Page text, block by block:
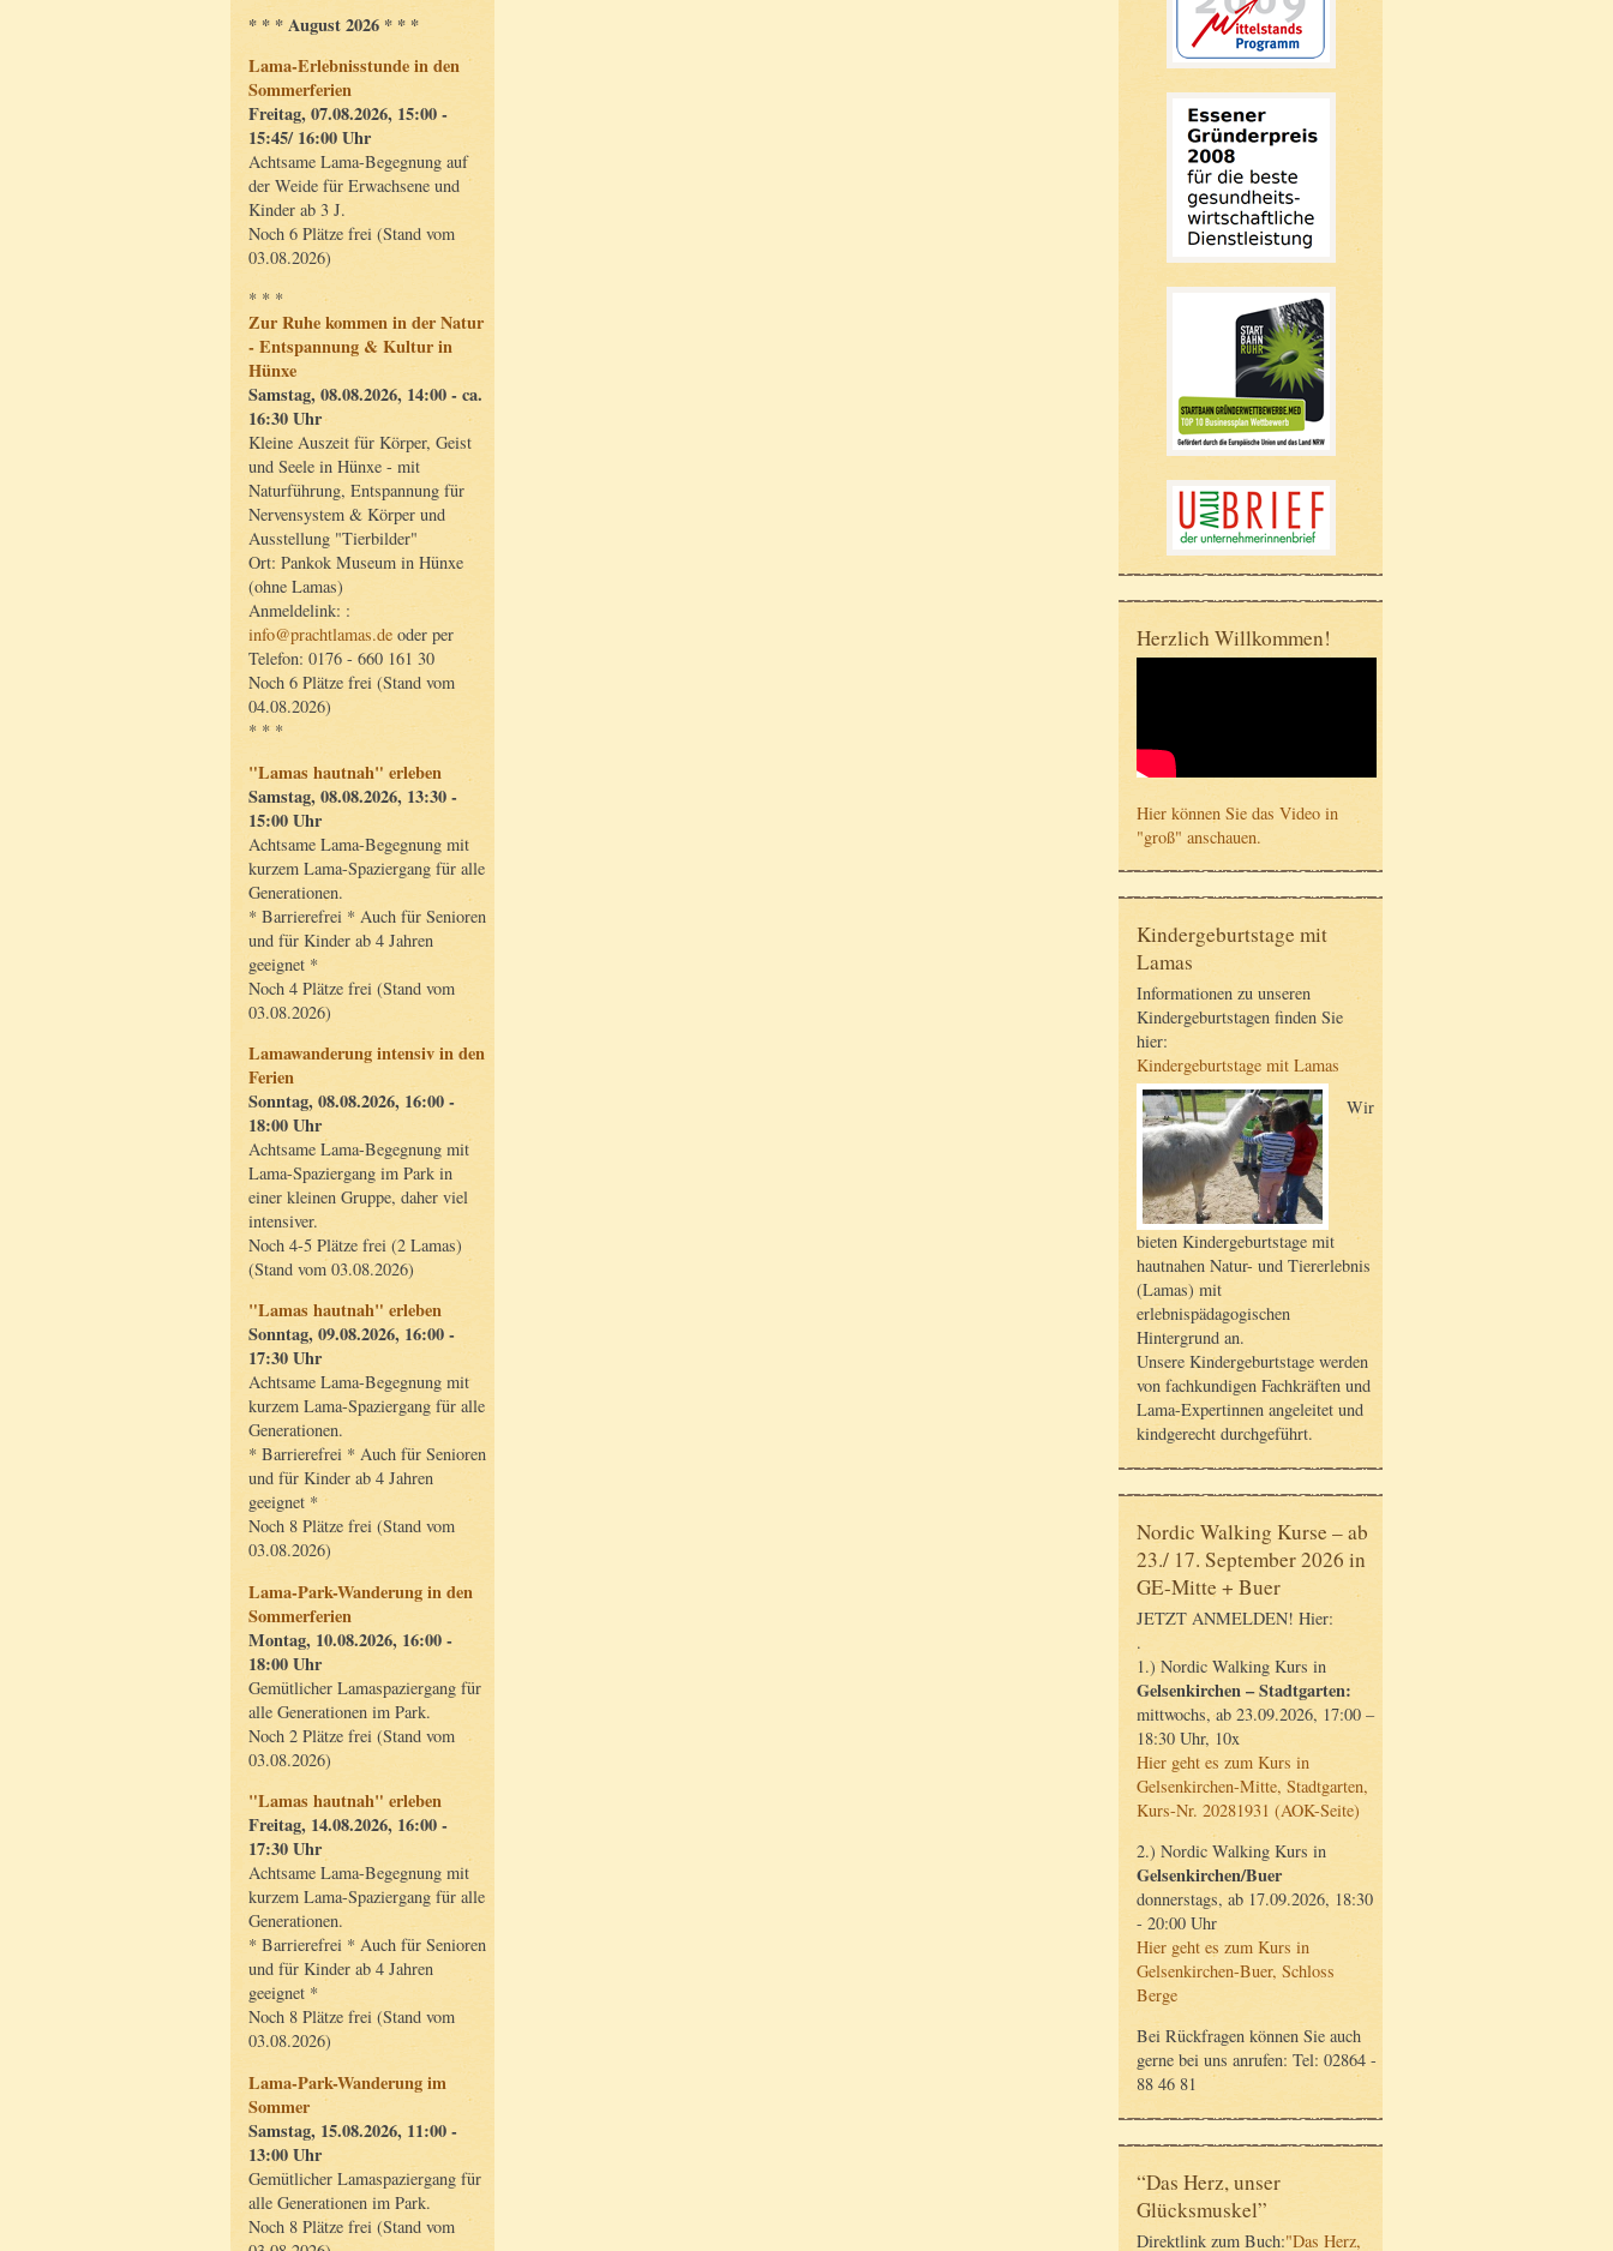
* * * August 2026 * * *
Lama-Erlebnisstunde in den
Sommerferien
Freitag, 07.08.2026, 15:00 -
15:45/ 16:00 Uhr
Achtsame Lama-Begegnung auf
der Weide für Erwachsene und
Kinder ab 3 J.
Noch 6 Plätze frei (Stand vom
03.08.2026)
* * *
Zur Ruhe kommen in der Natur
- Entspannung & Kultur in
Hünxe
Samstag, 08.08.2026, 14:00 - ca.
16:30 Uhr
Kleine Auszeit für Körper, Geist
und Seele in Hünxe - mit
Naturführung, Entspannung für
Nervensystem & Körper und
Ausstellung "Tierbilder"
Ort: Pankok Museum in Hünxe
(ohne Lamas)
Anmeldelink: :
info@prachtlamas.de oder per
Telefon: 0176 - 660 161 30
Noch 6 Plätze frei (Stand vom
04.08.2026)
* * *
"Lamas hautnah" erleben
Samstag, 08.08.2026, 13:30 -
15:00 Uhr
Achtsame Lama-Begegnung mit
kurzem Lama-Spaziergang für alle
Generationen.
* Barrierefrei * Auch für Senioren
und für Kinder ab 4 Jahren
geeignet *
Noch 4 Plätze frei (Stand vom
03.08.2026)
Lamawanderung intensiv in den
Ferien
Sonntag, 08.08.2026, 16:00 -
18:00 Uhr
Achtsame Lama-Begegnung mit
Lama-Spaziergang im Park in
einer kleinen Gruppe, daher viel
intensiver.
Noch 4-5 Plätze frei (2 Lamas)
(Stand vom 03.08.2026)
"Lamas hautnah" erleben
Sonntag, 09.08.2026, 16:00 -
17:30 Uhr
Achtsame Lama-Begegnung mit
kurzem Lama-Spaziergang für alle
Generationen.
* Barrierefrei * Auch für Senioren
und für Kinder ab 4 Jahren
geeignet *
Noch 8 Plätze frei (Stand vom
03.08.2026)
Lama-Park-Wanderung in den
Sommerferien
Montag, 10.08.2026, 16:00 -
18:00 Uhr
Gemütlicher Lamaspaziergang für
alle Generationen im Park.
Noch 2 Plätze frei (Stand vom
03.08.2026)
"Lamas hautnah" erleben
Freitag, 14.08.2026, 16:00 -
17:30 Uhr
Achtsame Lama-Begegnung mit
kurzem Lama-Spaziergang für alle
Generationen.
* Barrierefrei * Auch für Senioren
und für Kinder ab 4 Jahren
geeignet *
Noch 8 Plätze frei (Stand vom
03.08.2026)
Lama-Park-Wanderung im
Sommer
Samstag, 15.08.2026, 11:00 -
13:00 Uhr
Gemütlicher Lamaspaziergang für
alle Generationen im Park.
Noch 8 Plätze frei (Stand vom
Herzlich Willkommen!
Hier können Sie das Video in
"groß" anschauen.
Kindergeburtstage mit
Lamas
Informationen zu unseren
Kindergeburtstagen finden Sie
hier:
Kindergeburtstage mit Lamas
Wir
bieten Kindergeburtstage mit
hautnahen Natur- und Tiererlebnis
(Lamas) mit
erlebnispädagogischen
Hintergrund an.
Unsere Kindergeburtstage werden
von fachkundigen Fachkräften und
Lama-Expertinnen angeleitet und
kindgerecht durchgeführt.
Nordic Walking Kurse – ab
23./ 17. September 2026 in
GE-Mitte + Buer
JETZT ANMELDEN! Hier:
.
1.) Nordic Walking Kurs in
Gelsenkirchen – Stadtgarten:
mittwochs, ab 23.09.2026, 17:00 –
18:30 Uhr, 10x
Hier geht es zum Kurs in
Gelsenkirchen-Mitte, Stadtgarten,
Kurs-Nr. 20281931 (AOK-Seite)
2.) Nordic Walking Kurs in
Gelsenkirchen/Buer
donnerstags, ab 17.09.2026, 18:30
- 20:00 Uhr
Hier geht es zum Kurs in
Gelsenkirchen-Buer, Schloss
Berge
Bei Rückfragen können Sie auch
gerne bei uns anrufen: Tel: 02864 -
88 46 81
“Das Herz, unser
Glücksmuskel”
Direktlink zum Buch:"Das Herz,